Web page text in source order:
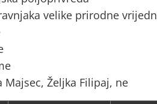
velike prirodne
Majsec, Željka Filipaj, ne